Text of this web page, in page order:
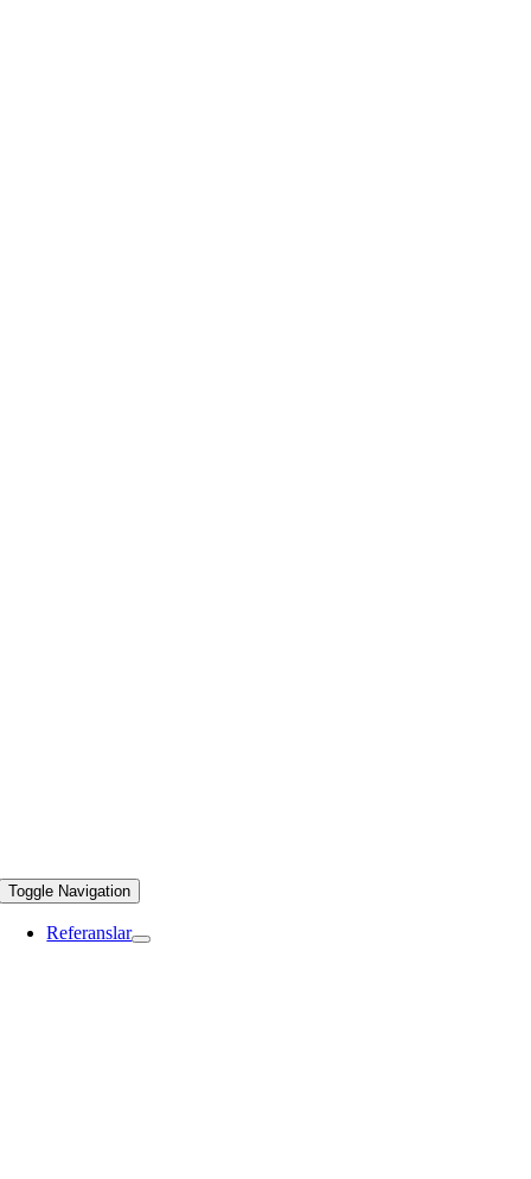
Toggle Navigation
Referanslar